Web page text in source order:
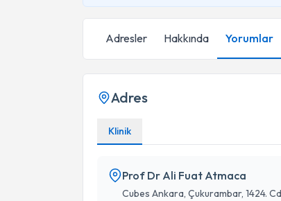
Adresler Hakkında Yorumlar
Adres
Klinik
Prof Dr Ali Fuat Atmaca
Cubes Ankara, Çukurambar, 1424.